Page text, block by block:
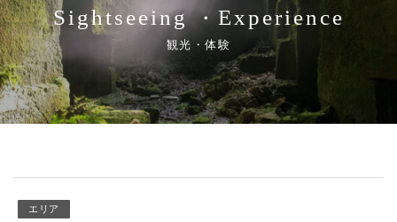
Sightseeing・ Experience
観光・体験
エリア